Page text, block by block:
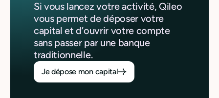
Si vous lancez votre activité, Qileo
vous permet de déposer votre
capital et d’ouvrir votre compte
sans passer par une banque
traditionnelle.
Je dépose mon capital